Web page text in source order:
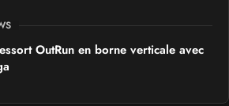
OutRun en borne verticale avec